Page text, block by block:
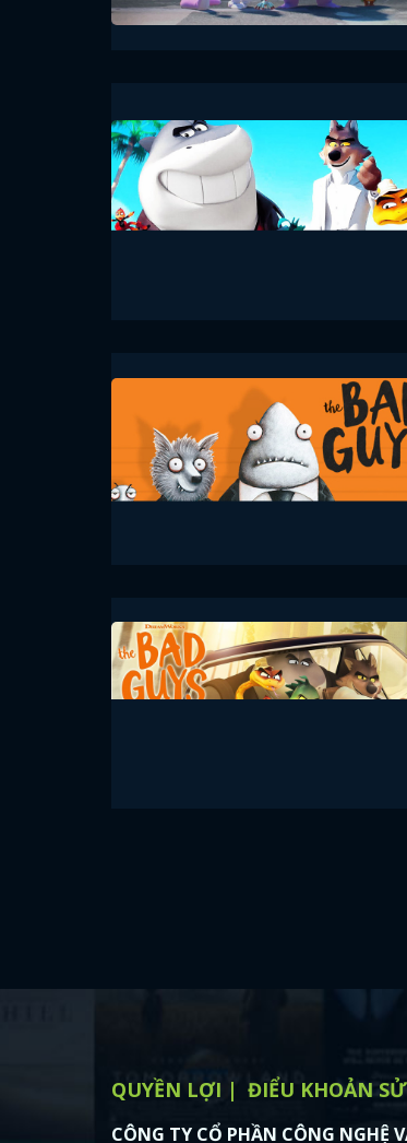
QUYỀN LỢI ĐIỂU KHOẢN
CÔNG TY CỔ PHẦN CÔNG NGHỆ